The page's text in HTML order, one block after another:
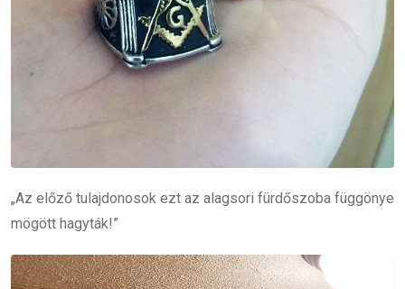
„Az előző tulajdonosok ezt az alagsori fürdőszoba függönye
mögött hagyták!”